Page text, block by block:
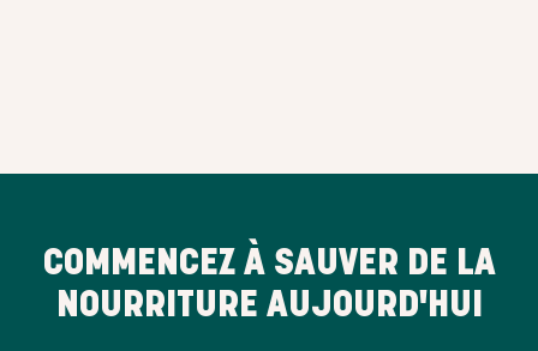
COMMENCEZ À SAUVER DE LA
NOURRITURE AUJOURD'HUI